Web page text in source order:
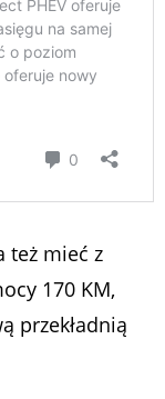
też mieć z
170 KM,
przekładnią